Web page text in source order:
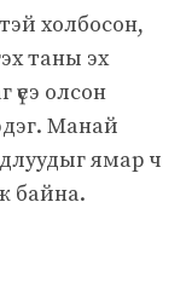
холбосон,
таны эх
олсон
Манай
ямар ч
байна.